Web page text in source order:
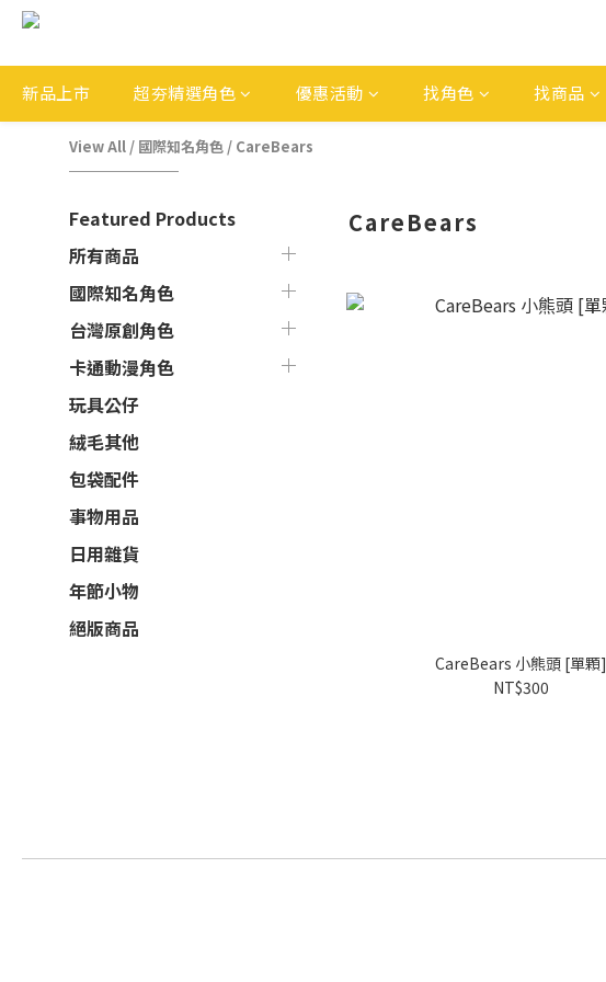
新品上市 超夯精選角色 優惠活動 找角色 找商品
View All / 國際知名角色 / CareBears
Featured Products
所有商品
國際知名角色
台灣原創角色
卡通動漫角色
玩具公仔
絨毛其他
包袋配件
事物用品
日用雜貨
年節小物
絕版商品
CareBears
CareBears 小熊頭 [單顆]
NT$300